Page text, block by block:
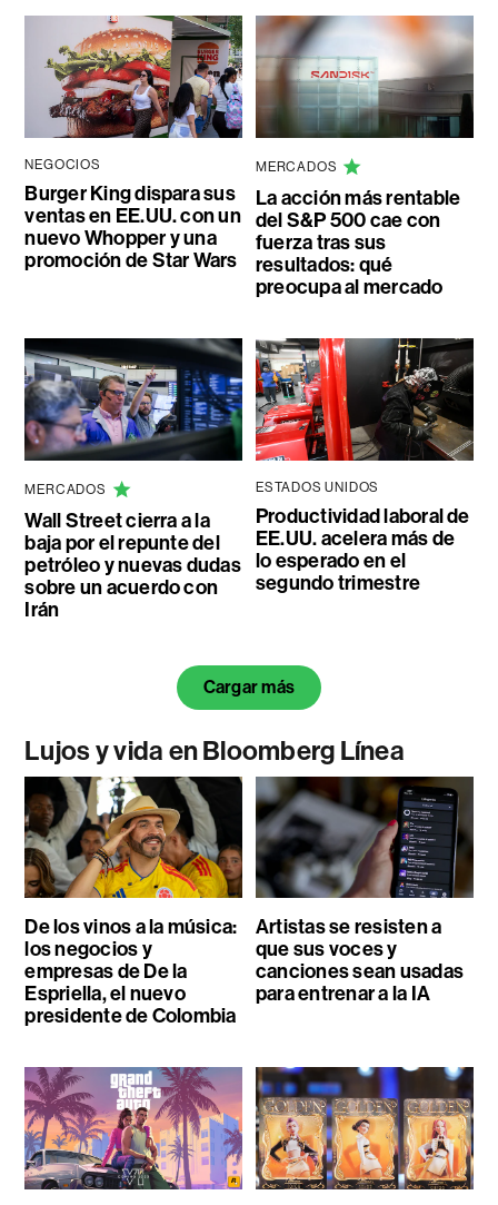
NEGOCIOS
Burger King dispara sus
ventas en EE.UU. con un
nuevo Whopper y una
promoción de Star Wars
MERCADOS
La acción más rentable
del S&P 500 cae con
fuerza tras sus
resultados: qué
preocupa al mercado
MERCADOS
Wall Street cierra a la
baja por el repunte del
petróleo y nuevas dudas
sobre un acuerdo con
Irán
ESTADOS UNIDOS
Productividad laboral de
EE.UU. acelera más de
lo esperado en el
segundo trimestre
Cargar más
Lujos y vida en Bloomberg Línea
De los vinos a la música:
los negocios y
empresas de De la
Espriella, el nuevo
presidente de Colombia
Artistas se resisten a
que sus voces y
canciones sean usadas
para entrenar a la IA